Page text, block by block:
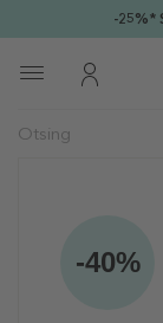
-25%*
-40%